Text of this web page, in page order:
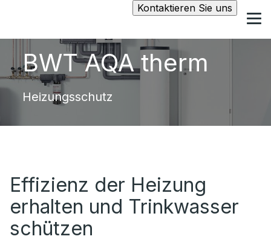
Kontaktieren Sie uns
BWT AQA therm
Heizungsschutz
Effizienz der Heizung
erhalten und Trinkwasser
schützen